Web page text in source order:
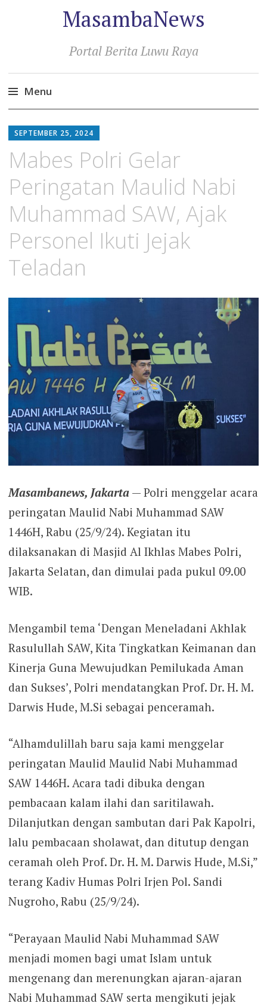
MasambaNews
Portal Berita Luwu Raya
Menu
to
content
SEPTEMBER 25, 2024
Mabes Polri Gelar
Peringatan Maulid Nabi
Muhammad SAW, Ajak
Personel Ikuti Jejak
Teladan
Masambanews, Jakarta— Polri menggelar acara
peringatan Maulid Nabi Muhammad SAW
1446H, Rabu (25/9/24). Kegiatan itu
dilaksanakan di Masjid Al Ikhlas Mabes Polri,
Jakarta Selatan, dan dimulai pada pukul 09.00
WIB.
Mengambil tema ‘Dengan Meneladani Akhlak
Rasulullah SAW, Kita Tingkatkan Keimanan dan
Kinerja Guna Mewujudkan Pemilukada Aman
dan Sukses’, Polri mendatangkan Prof. Dr. H. M.
Darwis Hude, M.Si sebagai penceramah.
“Alhamdulillah baru saja kami menggelar
peringatan Maulid Maulid Nabi Muhammad
SAW 1446H. Acara tadi dibuka dengan
pembacaan kalam ilahi dan saritilawah.
Dilanjutkan dengan sambutan dari Pak Kapolri,
lalu pembacaan sholawat, dan ditutup dengan
ceramah oleh Prof. Dr. H. M. Darwis Hude, M.Si,”
terang Kadiv Humas Polri Irjen Pol. Sandi
Nugroho, Rabu (25/9/24).
“Perayaan Maulid Nabi Muhammad SAW
menjadi momen bagi umat Islam untuk
mengenang dan merenungkan ajaran-ajaran
Nabi Muhammad SAW serta mengikuti jejak